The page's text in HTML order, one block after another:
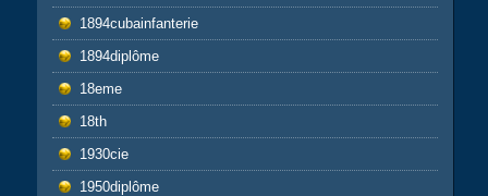
1894cubainfanterie
1894diplôme
18eme
18th
1930cie
1950diplôme